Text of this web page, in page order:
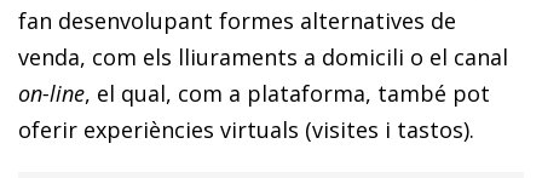
fan desenvolupant formes alternatives de
venda, com els lliuraments a domicili o el canal
on-line, el qual, com a plataforma, també pot
oferir experiències virtuals (visites i tastos).